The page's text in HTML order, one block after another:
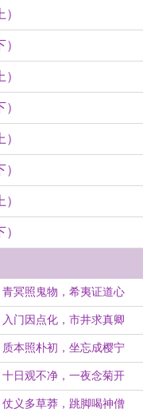
青冥照鬼物，希夷证道心
入门因点化，市井求真卿
质本照朴初，坐忘成樱宁
十日观不净，一夜念菊开
仗义多草莽，跳脚喝神僧